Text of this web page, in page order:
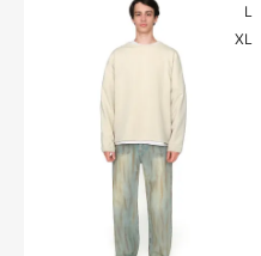
L
XL